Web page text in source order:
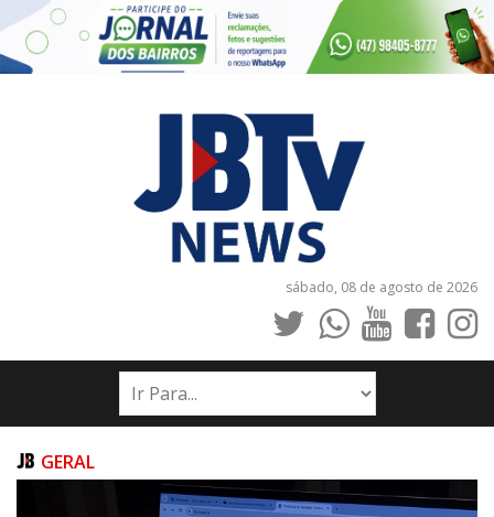
sábado, 08 de agosto de 2026
INÍCIO
NOTÍCIAS
PUBLICAÇÕES LEGAIS
GERAL